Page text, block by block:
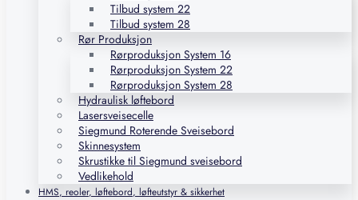
Tilbud system 22
Tilbud system 28
Rør Produksjon
Rørproduksjon System 16
Rørproduksjon System 22
Rørproduksjon System 28
Hydraulisk løftebord
Lasersveisecelle
Siegmund Roterende Sveisebord
Skinnesystem
Skrustikke til Siegmund sveisebord
Vedlikehold
HMS, reoler, løftebord, løfteutstyr & sikkerhet